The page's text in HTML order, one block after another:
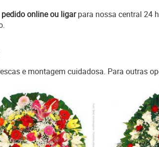
online ou ligarpara nossa central 24
e montagem cuidadosa. Para outras